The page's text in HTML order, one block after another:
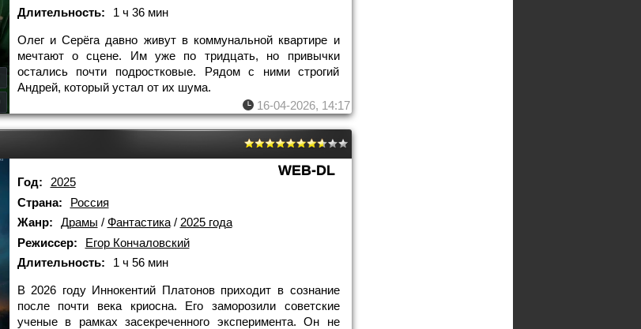
Длительность:
1 ч 36 мин
Олег и Серёга давно живут в коммунальной квартире и
мечтают о сцене. Им уже по тридцать, но привычки
остались почти подростковые. Рядом с ними строгий
Андрей, который устал от их шума.
16-04-2026, 14:17
WEB-DL
Год:
2025
Страна:
Россия
Жанр:
Драмы / Фантастика/ 2025 года
Режиссер:
Егор Кончаловский
Длительность:
1 ч 56 мин
В 2026 году Иннокентий Платонов приходит в сознание
после почти века криосна. Его заморозили советские
ученые в рамках засекреченного эксперимента. Он не